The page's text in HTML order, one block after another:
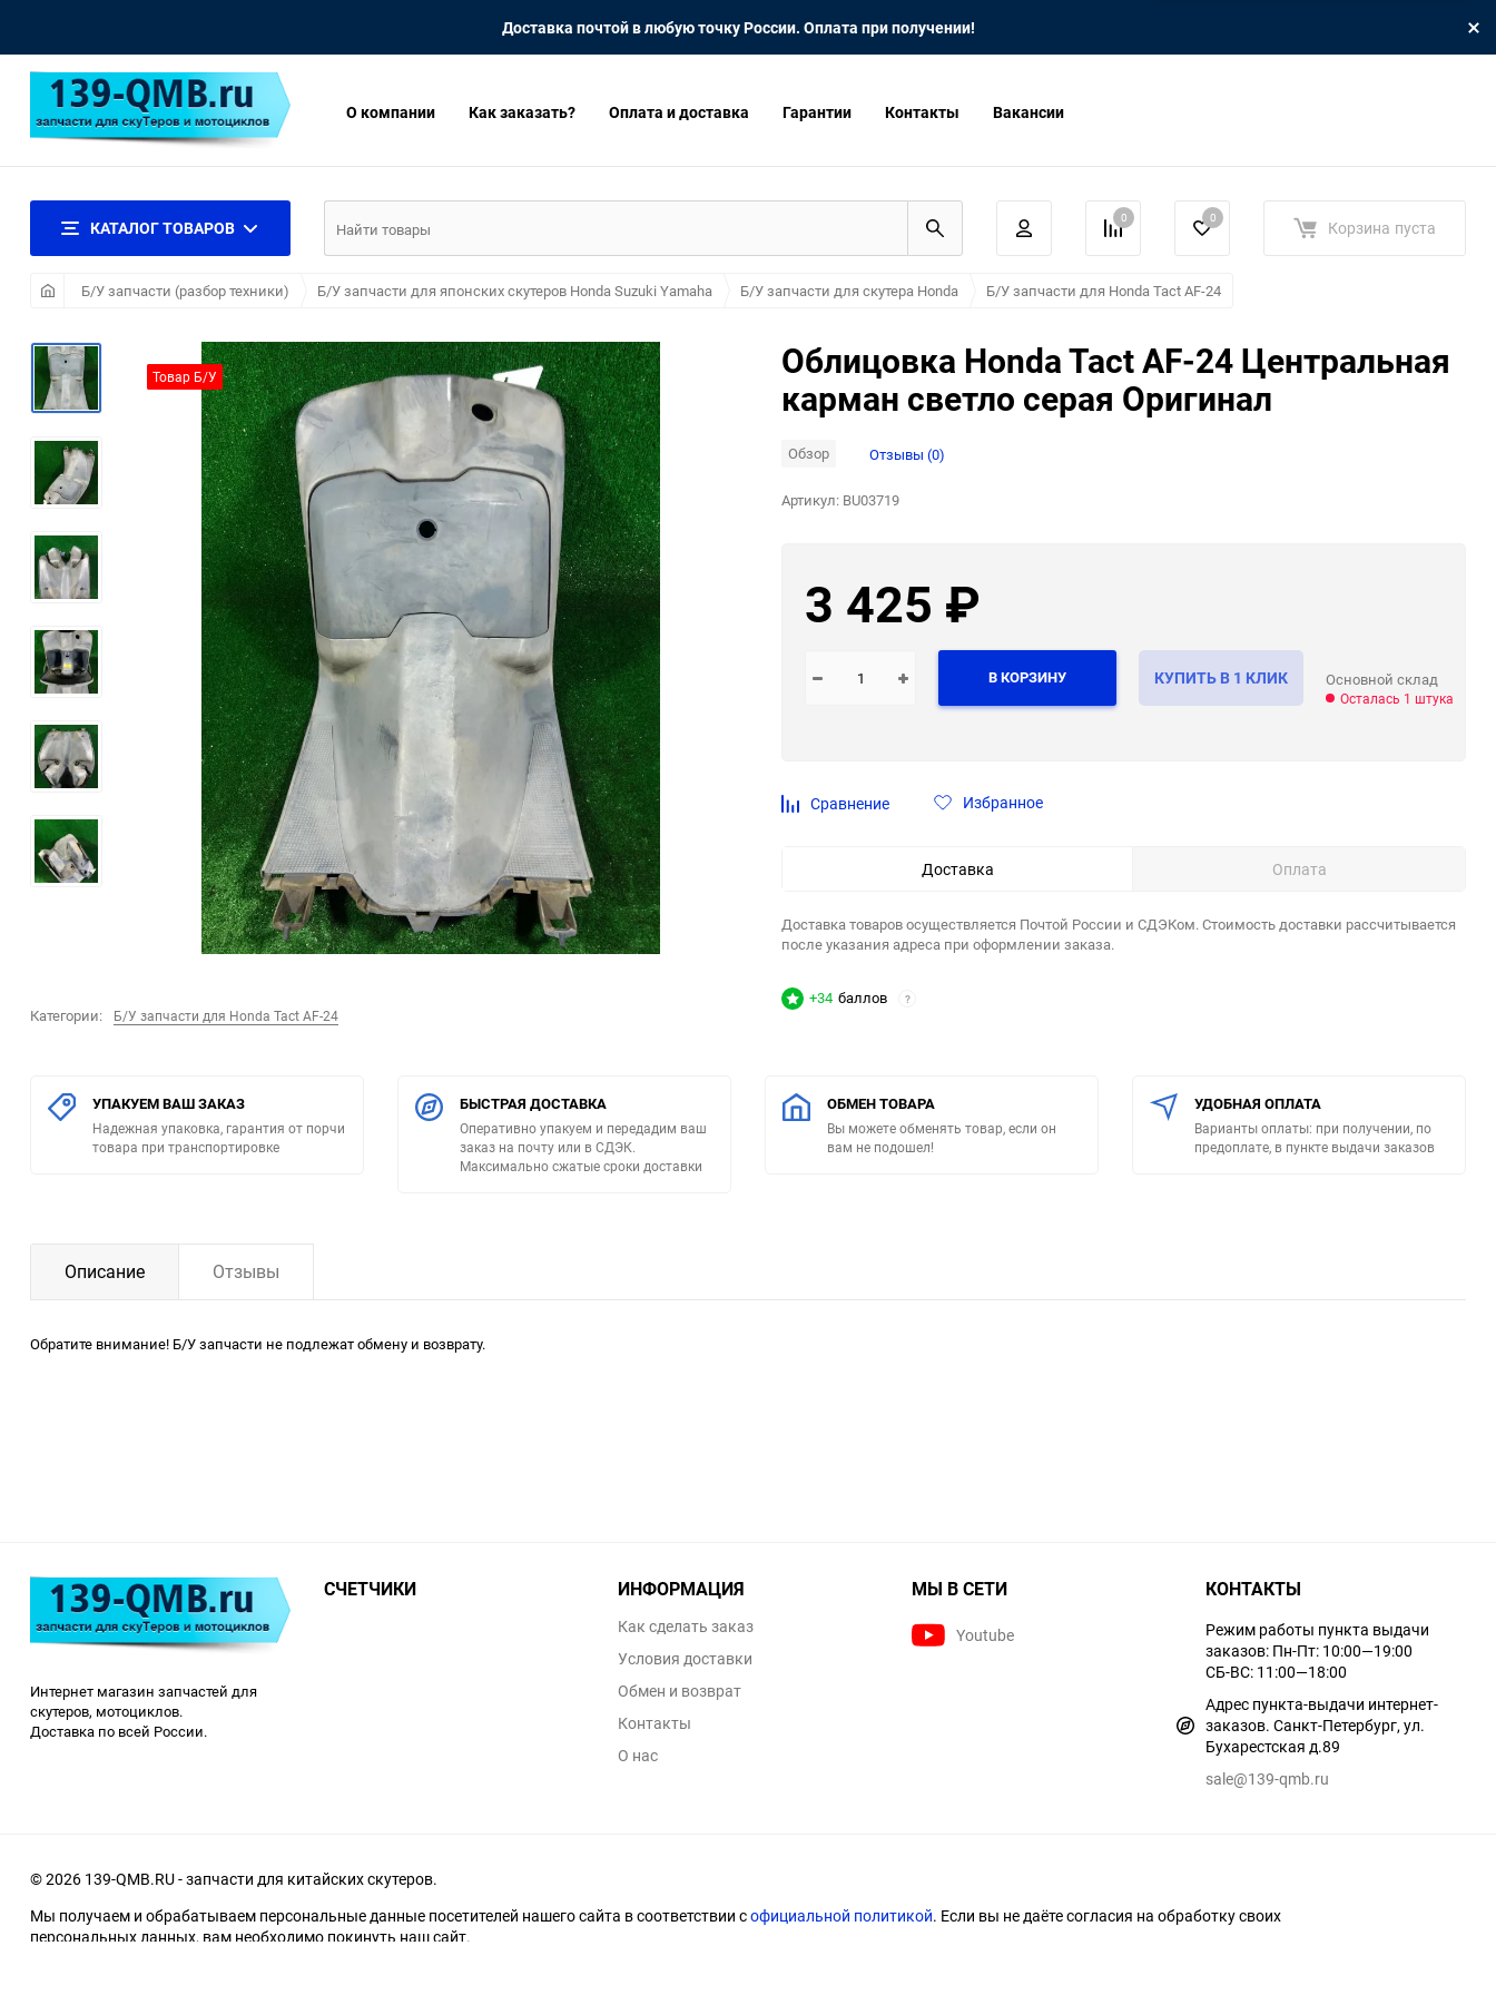
Доставка почтой в любую точку России. Оплата при получении!
О компании Как заказать? Оплата и доставка Гарантии Контакты Вакансии
КАТАЛОГ ТОВАРОВ 0 0 Корзина пуста
Б/У запчасти (разбор техники) Б/У запчасти для японских скутеров Honda Suzuki Yamaha Б/У запчасти для скутера Honda Б/У запчасти для Honda Tact AF-24
Товар Б/У
Категории: Б/У запчасти для Honda Tact AF-24
Облицовка Honda Tact AF-24 Центральная
карман светло серая Оригинал
Обзор Отзывы (0)
Артикул: BU03719
3 425 ₽
В КОРЗИНУ КУПИТЬ В 1 КЛИК Основной склад
Осталась 1 штука
Сравнение Избранное
Доставка Оплата
Доставка товаров осуществляется Почтой России и СДЭКом. Стоимость доставки рассчитывается
после указания адреса при оформлении заказа.
+34 баллов ?
УПАКУЕМ ВАШ ЗАКАЗ
Надежная упаковка, гарантия от порчи
товара при транспортировке
БЫСТРАЯ ДОСТАВКА
Оперативно упакуем и передадим ваш
заказ на почту или в СДЭК.
Максимально сжатые сроки доставки
ОБМЕН ТОВАРА
Вы можете обменять товар, если он
вам не подошел!
УДОБНАЯ ОПЛАТА
Варианты оплаты: при получении, по
предоплате, в пункте выдачи заказов
Описание Отзывы
Обратите внимание! Б/У запчасти не подлежат обмену и возврату.
Интернет магазин запчастей для
скутеров, мотоциклов.
Доставка по всей России.
СЧЕТЧИКИ ИНФОРМАЦИЯ
Как сделать заказ
Условия доставки
Обмен и возврат
Контакты
О нас
МЫ В СЕТИ
Youtube
КОНТАКТЫ
Режим работы пункта выдачи
заказов: Пн-Пт: 10:00—19:00
СБ-ВС: 11:00—18:00
Адрес пункта-выдачи интернет-
заказов. Санкт-Петербург, ул.
Бухарестская д.89
sale@139-qmb.ru
© 2026 139-QMB.RU - запчасти для китайских скутеров.
Мы получаем и обрабатываем персональные данные посетителей нашего сайта в соответствии софициальной политикой. Если вы не даёте согласия на обработку своих
персональных данных, вам необходимо покинуть наш сайт.